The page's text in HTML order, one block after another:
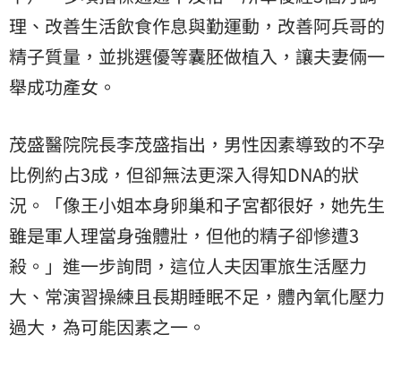
理、改善生活飲食作息與勤運動，改善阿兵哥的
精子質量，並挑選優等囊胚做植入，讓夫妻倆一
舉成功產女。
茂盛醫院院長李茂盛指出，男性因素導致的不孕
比例約占3成，但卻無法更深入得知DNA的狀
況。「像王小姐本身卵巢和子宮都很好，她先生
雖是軍人理當身強體壯，但他的精子卻慘遭3
殺。」進一步詢問，這位人夫因軍旅生活壓力
大、常演習操練且長期睡眠不足，體內氧化壓力
過大，為可能因素之一。